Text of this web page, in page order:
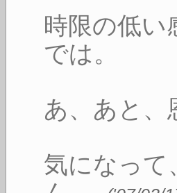
時限の低い
では。
あ、あと、
気になって